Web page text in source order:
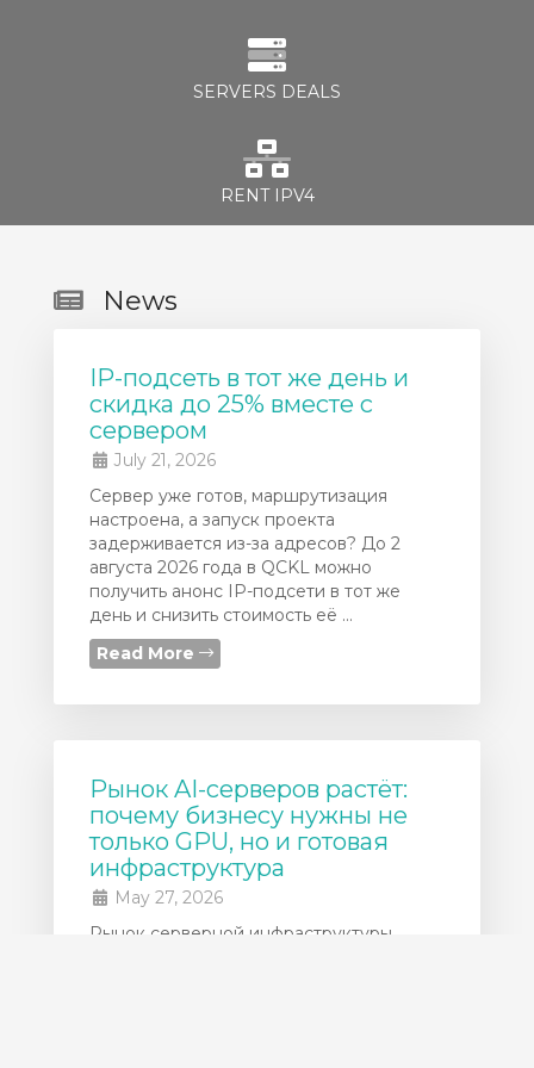
SERVERS DEALS
RENT IPV4
News
IP-подсеть в тот же день и
скидка до 25% вместе с
сервером
July 21, 2026
Сервер уже готов, маршрутизация
настроена, а запуск проекта
задерживается из-за адресов? До 2
августа 2026 года в QCKL можно
получить анонс IP-подсети в тот же
день и снизить стоимость её ...
Read More
Рынок AI-серверов растёт:
почему бизнесу нужны не
только GPU, но и готовая
инфраструктура
May 27, 2026
Рынок серверной инфраструктуры